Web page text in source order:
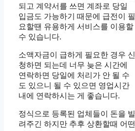
되고 계약서를 쓰면 계좌로 당일
입금도 가능하기 때문에 급전이 필
요할땐 유용하게 서비스를 이용할
수 있습니다.
소액자금이 급하게 필요한 경우 신
청하면 되는데 너무 늦은 시간에
연락하면 당일에 처리가 안 될 수
도 있으니 될 수 있으면 영업시간
내에 연락하시는 게 좋습니다.
정식으로 등록된 업체들이 돈을 빌
려주긴 하지만 추후 상환할때 어떤